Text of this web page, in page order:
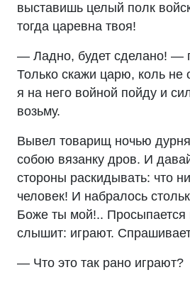
выставишь целый полк
тогда царевна твоя!
— Ладно, будет сделано! —
Только скажи царю, коль не
я на него войной пойду и
возьму.
Вывел товарищ ночью
собою вязанку дров. И
стороны раскидывать: что
человек! И набралось
Боже ты мой!.. Просыпается
слышит: играют.
— Что это так рано играют?